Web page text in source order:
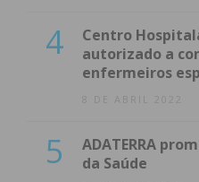
4
Centro
autorizado a
enfermeiros
8 DE ABRIL 2022
5
ADATERRA
da Saúde